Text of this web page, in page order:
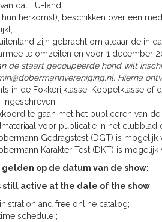
dat EU-land;
herkomst), beschikken over een
zijn gebracht om aldaar de in
te omzeilen en voor 1 december
de staart gecoupeerde hond wilt
. Hierna
in de Fokkerijklasse, Koppelklasse
ingeschreven.
te gaan met het publiceren van
voor publicatie in het clubblad
Gedragstest (DGT) is mogelijk
Karakter Test (DKT) is
op de datum van de show:
still active at the date of the show
and free online catalog;
schedule ;